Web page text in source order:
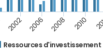
Ressources d'investissement
2002 2006 2008 2010